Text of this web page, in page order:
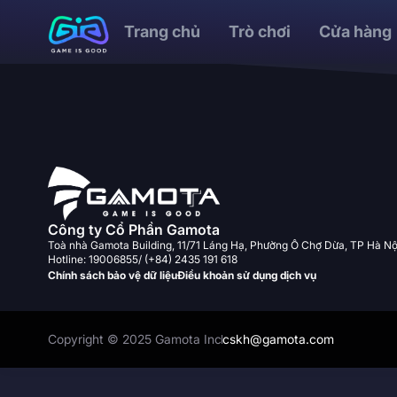
Trang chủ Trò chơi Cửa hàng
Công ty Cổ Phần Gamota
Toà nhà Gamota Building, 11/71 Láng Hạ, Phường Ô Chợ Dừa, TP Hà
Hotline: 19006855/ (+84) 2435 191 618
Chính sách bảo vệ dữ liệuĐiều khoản sử dụng dịch vụ
Copyright © 2025 Gamota Inccskh@gamota.com